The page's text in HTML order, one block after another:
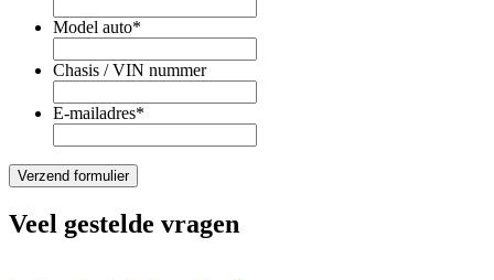
Model auto*
Chasis / VIN nummer
E-mailadres*
Veel gestelde vragen